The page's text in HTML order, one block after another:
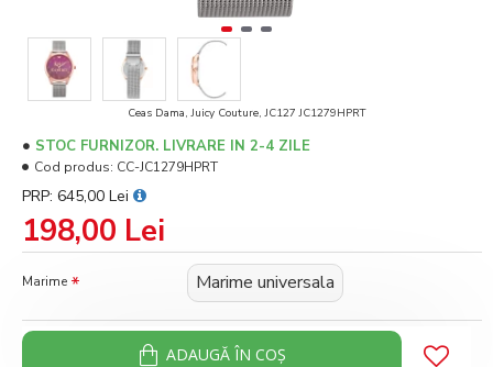
Ceas Dama, Juicy Couture, JC127 JC1279HPRT
198,00 Lei
PRP: 645,00 Lei
STOC FURNIZOR. LIVRARE IN 2-4 ZILE
Cod produs: CC-JC1279HPRT
Marime Marime universala
ADAUGĂ ÎN COŞ